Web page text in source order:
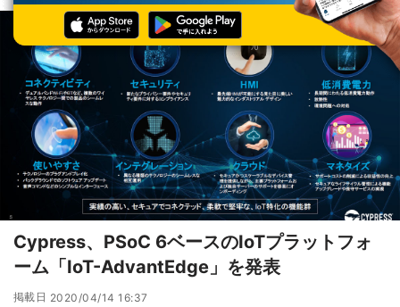
Cypress、PSoC 6ベースのIoTプラットフォ
ーム「IoT-AdvantEdge」を発表
掲載日 2020/04/14 16:37